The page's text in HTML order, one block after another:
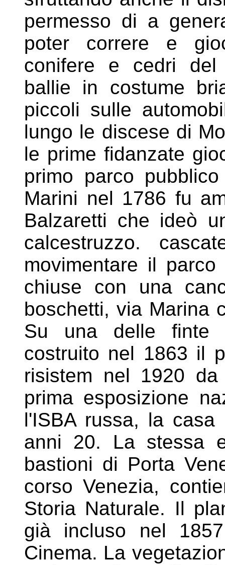
permesso di a
poter correre e
conifere e cedri del
ballie in costume
piccoli sulle
lungo le discese di
le prime fidanzate
primo parco
Marini nel 1786 fu
Balzaretti che ideò
calcestruzzo.
movimentare il
chiuse con una
boschetti, via Marina
Su una delle finte
costruito nel 1863 il
risistem nel 1920
prima esposizione
l'ISBA russa, la
anni 20. La stessa
bastioni di Porta
corso Venezia,
Storia Naturale. Il
già incluso nel
Cinema. La